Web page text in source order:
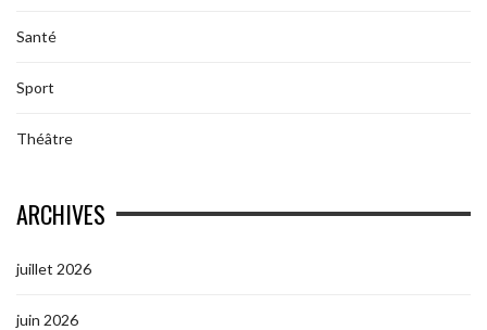
Santé
Sport
Théâtre
ARCHIVES
juillet 2026
juin 2026